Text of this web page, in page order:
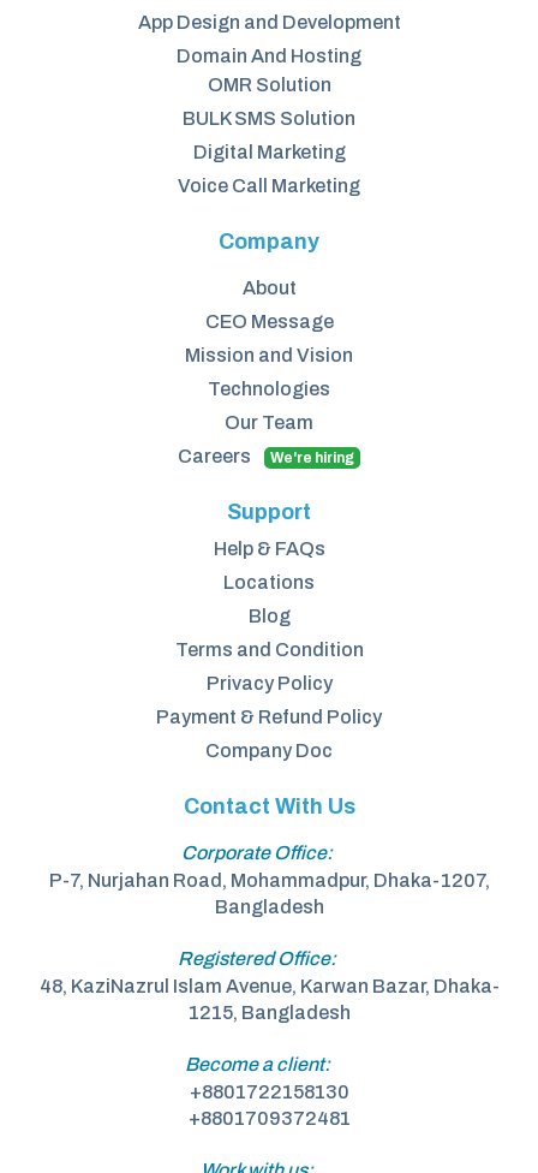
App Design and Development
Domain And Hosting
OMR Solution
BULK SMS Solution
Digital Marketing
Voice Call Marketing
Company
About
CEO Message
Mission and Vision
Technologies
Our Team
Careers
We're hiring
Support
Help & FAQs
Locations
Blog
Terms and Condition
Privacy Policy
Payment & Refund Policy
Company Doc
Contact With Us
Corporate Office:
P-7, Nurjahan Road, Mohammadpur, Dhaka-1207,
Bangladesh
Registered Office:
48, KaziNazrul Islam Avenue, Karwan Bazar, Dhaka-
1215, Bangladesh
Become a client:
+8801722158130
+8801709372481